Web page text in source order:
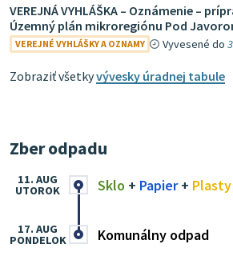
VEREJNÁ VYHLÁŠKA – Oznámenie –
Územný plán mikroregiónu Pod
VEREJNÉ VYHLÁŠKY A OZNAMY Vyvesené do
Zobraziť všetkyvývesky úradnej tabule
Zber odpadu
Sklo + Papier+
11. AUG
UTOROK
Komunálny odpad
17. AUG
PONDELOK